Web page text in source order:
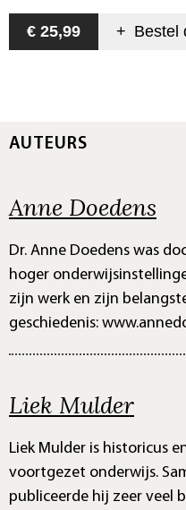
€ 25,99 + Bestel
AUTEURS
Anne Doedens
Dr. Anne Doedens was
hoger
zijn werk en zijn
geschiedenis:
Liek Mulder
Liek Mulder is historicus
voortgezet onderwijs.
publiceerde hij zeer veel